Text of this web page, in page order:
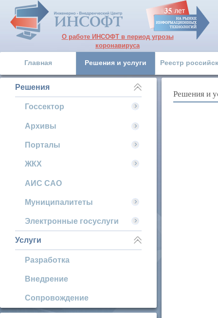
О работе ИНСОФТ в период угрозы
коронавируса
Главная Решения и услуги Реестр
Решения
Госсектор
Архивы
Порталы
ЖКХ
АИС САО
Муниципалитеты
Электронные госуслуги
Услуги
Разработка
Внедрение
Сопровождение
Решения и